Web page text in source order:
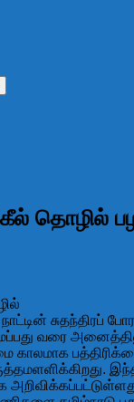
தொழில்
சுதந்திரப்
வரை